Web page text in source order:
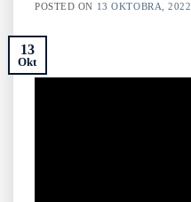
POSTED ON 13 OKTOBRA, 2022
13
Okt